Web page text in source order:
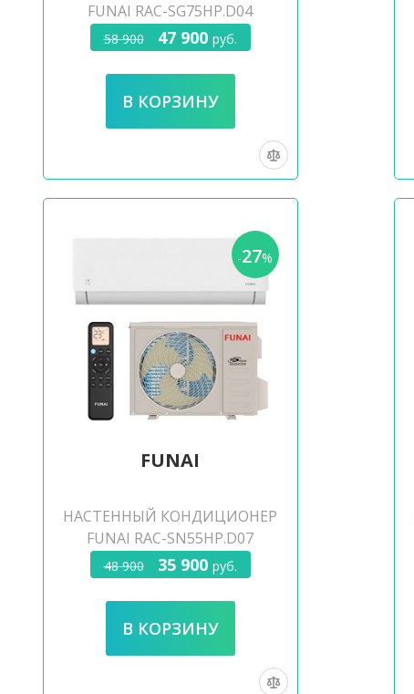
FUNAI RAC-SG75HP.D04
58 900 47 900 руб.
-27%
FUNAI
НАСТЕННЫЙ КОНДИЦИОНЕР
FUNAI RAC-SN55HP.D07
48 900 35 900 руб.